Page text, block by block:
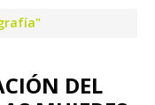
DEL